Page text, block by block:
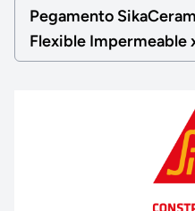
Pegamento
Flexible Impermeable